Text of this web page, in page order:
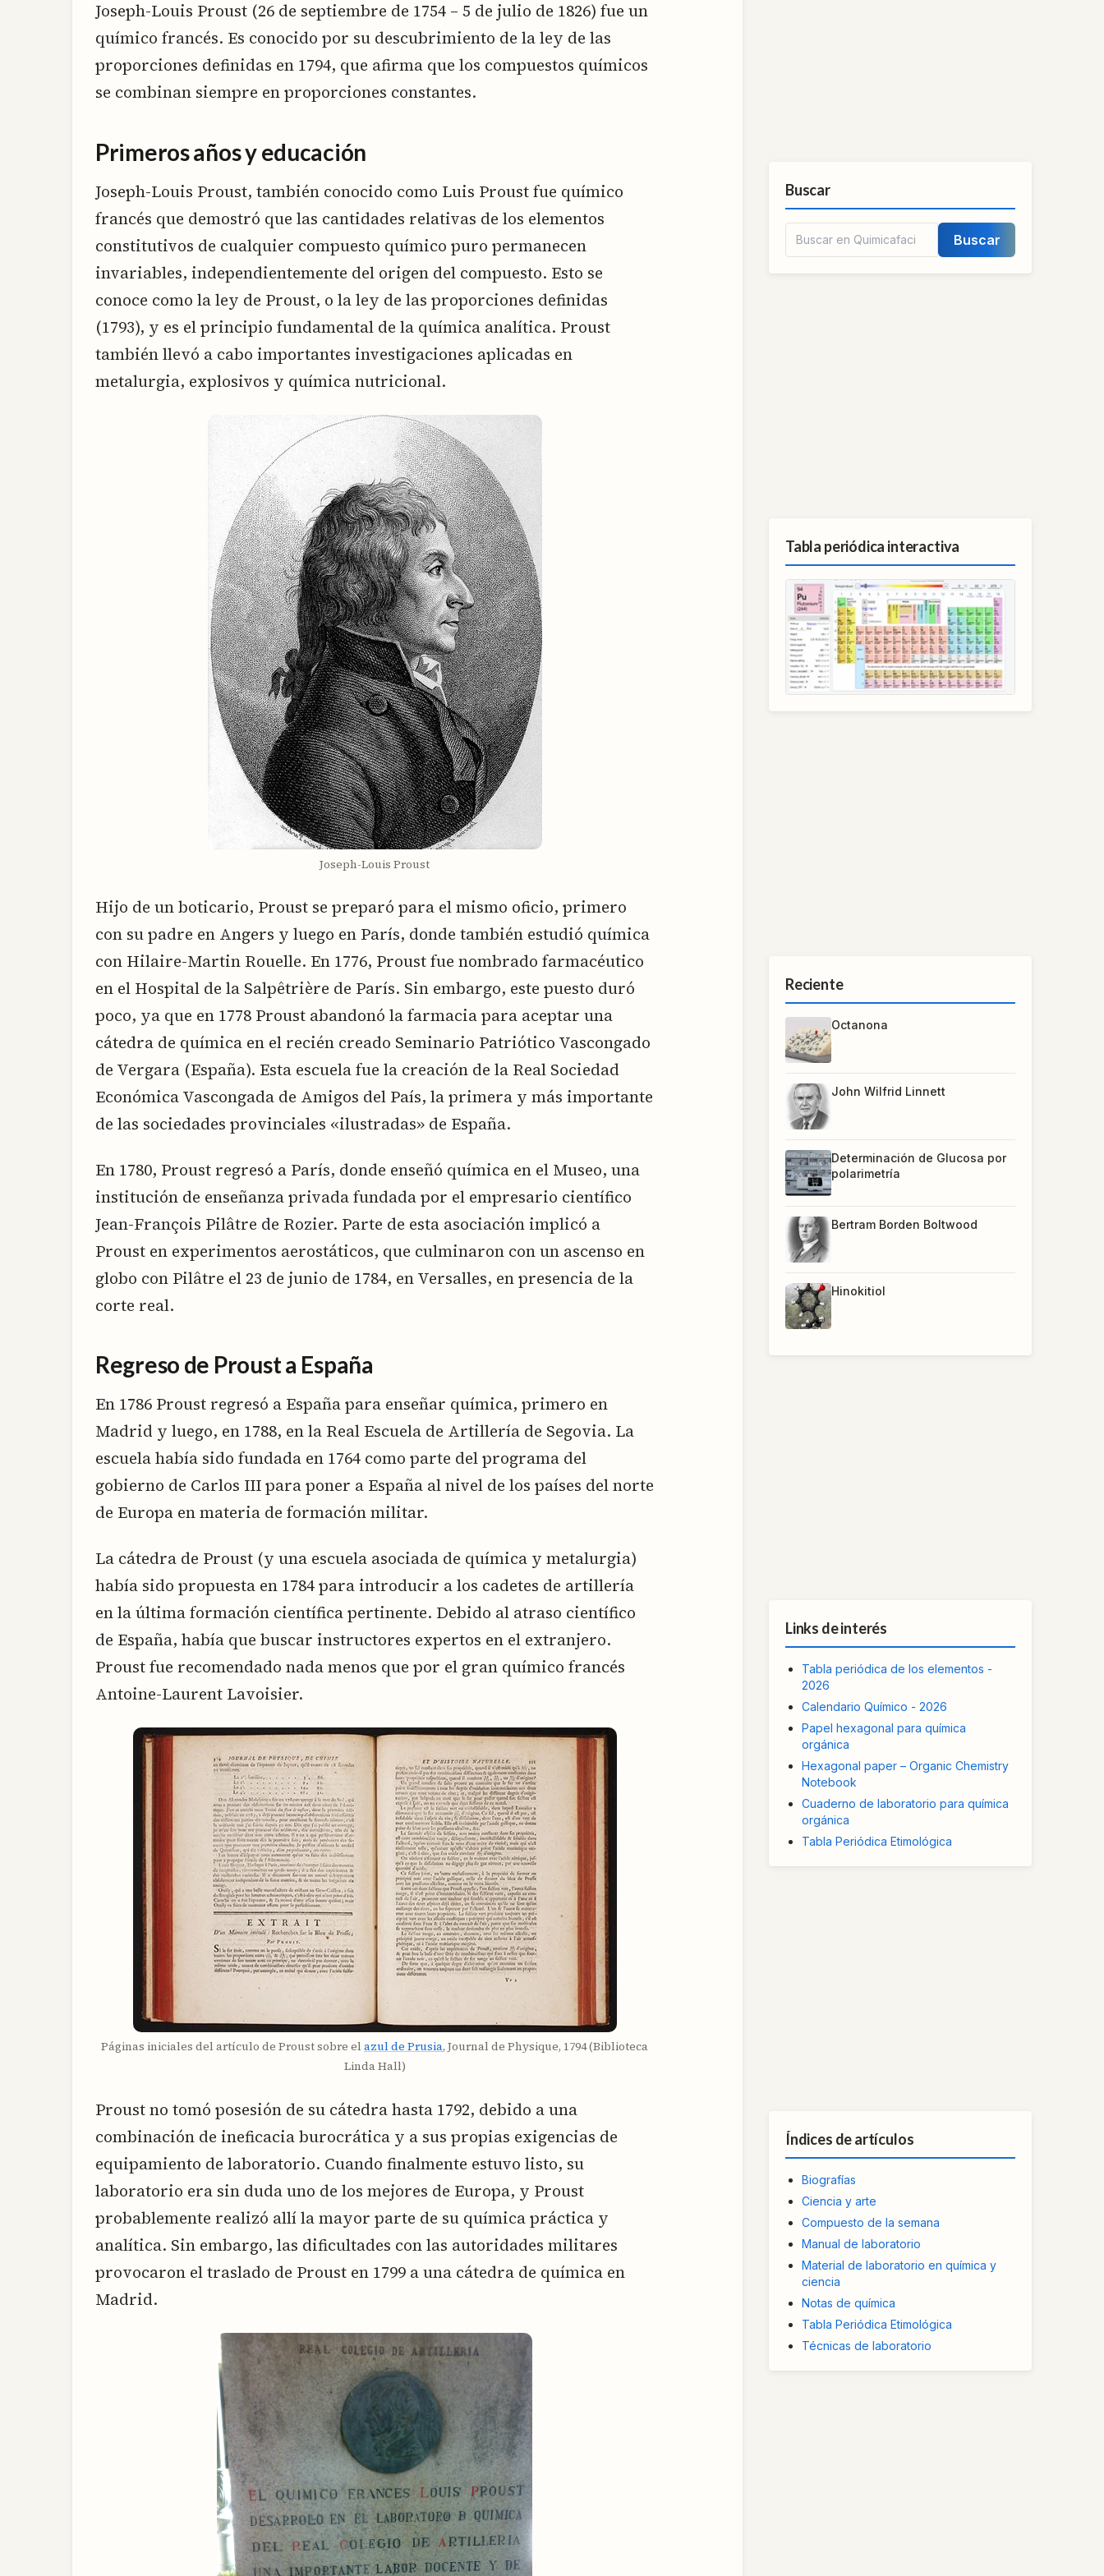
Joseph-Louis Proust (26 de septiembre de 1754 – 5 de julio de 1826) fue un
químico francés. Es conocido por su descubrimiento de la ley de las
proporciones definidas en 1794, que afirma que los compuestos químicos
se combinan siempre en proporciones constantes.
Primeros años y educación
Joseph-Louis Proust, también conocido como Luis Proust fue químico
francés que demostró que las cantidades relativas de los elementos
constitutivos de cualquier compuesto químico puro permanecen
invariables, independientemente del origen del compuesto. Esto se
conoce como la ley de Proust, o la ley de las proporciones definidas
(1793), y es el principio fundamental de la química analítica. Proust
también llevó a cabo importantes investigaciones aplicadas en
metalurgia, explosivos y química nutricional.
Joseph-Louis Proust
Hijo de un boticario, Proust se preparó para el mismo oficio, primero
con su padre en Angers y luego en París, donde también estudió química
con Hilaire-Martin Rouelle. En 1776, Proust fue nombrado farmacéutico
en el Hospital de la Salpêtrière de París. Sin embargo, este puesto duró
poco, ya que en 1778 Proust abandonó la farmacia para aceptar una
cátedra de química en el recién creado Seminario Patriótico Vascongado
de Vergara (España). Esta escuela fue la creación de la Real Sociedad
Económica Vascongada de Amigos del País, la primera y más importante
de las sociedades provinciales «ilustradas» de España.
En 1780, Proust regresó a París, donde enseñó química en el Museo, una
institución de enseñanza privada fundada por el empresario científico
Jean-François Pilâtre de Rozier. Parte de esta asociación implicó a
Proust en experimentos aerostáticos, que culminaron con un ascenso en
globo con Pilâtre el 23 de junio de 1784, en Versalles, en presencia de la
corte real.
Regreso de Proust a España
En 1786 Proust regresó a España para enseñar química, primero en
Madrid y luego, en 1788, en la Real Escuela de Artillería de Segovia. La
escuela había sido fundada en 1764 como parte del programa del
gobierno de Carlos III para poner a España al nivel de los países del norte
de Europa en materia de formación militar.
La cátedra de Proust (y una escuela asociada de química y metalurgia)
había sido propuesta en 1784 para introducir a los cadetes de artillería
en la última formación científica pertinente. Debido al atraso científico
de España, había que buscar instructores expertos en el extranjero.
Proust fue recomendado nada menos que por el gran químico francés
Antoine-Laurent Lavoisier.
Páginas iniciales del artículo de Proust sobre el azul de Prusia, Journal de Physique, 1794 (Biblioteca
Linda Hall)
Proust no tomó posesión de su cátedra hasta 1792, debido a una
combinación de ineficacia burocrática y a sus propias exigencias de
equipamiento de laboratorio. Cuando finalmente estuvo listo, su
laboratorio era sin duda uno de los mejores de Europa, y Proust
probablemente realizó allí la mayor parte de su química práctica y
analítica. Sin embargo, las dificultades con las autoridades militares
provocaron el traslado de Proust en 1799 a una cátedra de química en
Madrid.
Buscar
Buscar
Tabla periódica interactiva
Reciente
Octanona
John Wilfrid Linnett
Determinación de Glucosa por
polarimetría
Bertram Borden Boltwood
Hinokitiol
Links de interés
Tabla periódica de los elementos -
2026
Calendario Químico - 2026
Papel hexagonal para química
orgánica
Hexagonal paper – Organic Chemistry
Notebook
Cuaderno de laboratorio para química
orgánica
Tabla Periódica Etimológica
Índices de artículos
Biografías
Ciencia y arte
Compuesto de la semana
Manual de laboratorio
Material de laboratorio en química y
ciencia
Notas de química
Tabla Periódica Etimológica
Técnicas de laboratorio